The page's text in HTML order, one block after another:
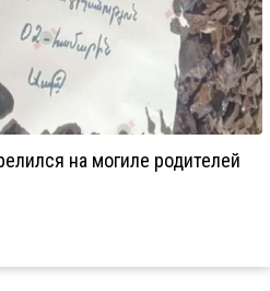
на могиле родителей